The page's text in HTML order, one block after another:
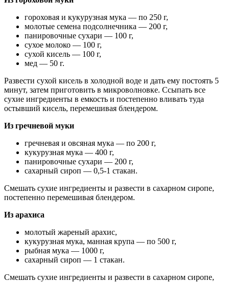
гороховая и кукурузная мука — по 250 г,
молотые семена подсолнечника — 200 г,
панировочные сухари — 100 г,
сухое молоко — 100 г,
сухой кисель — 100 г,
мед — 50 г.
Развести сухой кисель в холодной воде и дать ему постоять 5
минут, затем приготовить в микроволновке. Ссыпать все
сухие ингредиенты в емкость и постепенно вливать туда
остывший кисель, перемешивая блендером.
Из гречневой муки
гречневая и овсяная мука — по 200 г,
кукурузная мука — 400 г,
панировочные сухари — 200 г,
сахарный сироп — 0,5-1 стакан.
Смешать сухие ингредиенты и развести в сахарном сиропе,
постепенно перемешивая блендером.
Из арахиса
молотый жареный арахис,
кукурузная мука, манная крупа — по 500 г,
рыбная мука — 1000 г,
сахарный сироп — 1 стакан.
Смешать сухие ингредиенты и развести в сахарном сиропе,